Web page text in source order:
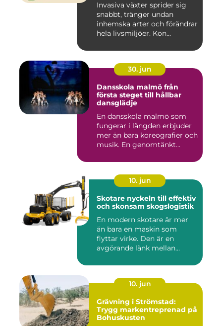
Invasiva växter sprider sig
snabbt, tränger undan
inhemska arter och förändrar
hela livsmiljöer. Kon...
30. jun
Dansskola malmö från
första steget till hållbar
dansglädje
En dansskola malmö som
fungerar i längden erbjuder
mer än bara koreografier och
musik. En genomtänkt...
10. jun
Skotare nyckeln till effektiv
och skonsam skogslogistik
En modern skotare är mer
än bara en maskin som
flyttar virke. Den är en
avgörande länk mellan
10. jun
Grävning i Strömstad:
Trygg markentreprenad på
Bohuskusten